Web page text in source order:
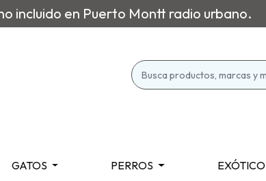
incluido en Puerto Montt radio urbano.
GATOS PERROS EXÓTICO